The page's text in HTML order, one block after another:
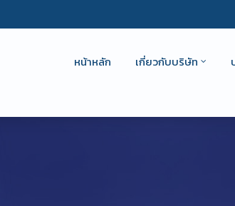
หน้าหลัก เกี่ยวกับบริษัท